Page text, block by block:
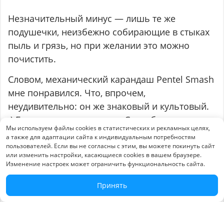
Незначительный минус — лишь те же
подушечки, неизбежно собирающие в стыках
пыль и грязь, но при желании это можно
почистить.
Словом, механический карандаш Pentel Smash
мне понравился. Что, впрочем,
неудивительно: он же знаковый и культовый.
:) Берите — не пожалеете. Спасибо за
внимание!
Автор: Алексей Иноземцев
Мы используем файлы cookies в статистических и рекламных целях,
а также для адаптации сайта к индивидуальным потребностям
пользователей. Если вы не согласны с этим, вы можете покинуть сайт
или изменить настройки, касающиеся cookies в вашем браузере.
Изменение настроек может ограничить функциональность сайта.
Принять